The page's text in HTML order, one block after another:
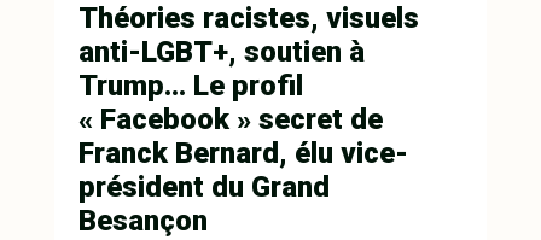
Théories racistes, visuels
anti-LGBT+, soutien à
Trump… Le profil
« Facebook » secret de
Franck Bernard, élu vice-
président du Grand
Besançon